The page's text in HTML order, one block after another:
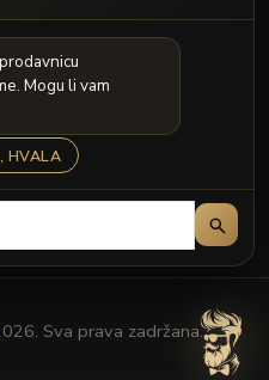
Sva prava zadržana.
prodavnicu
e. Mogu li vam
HVALA